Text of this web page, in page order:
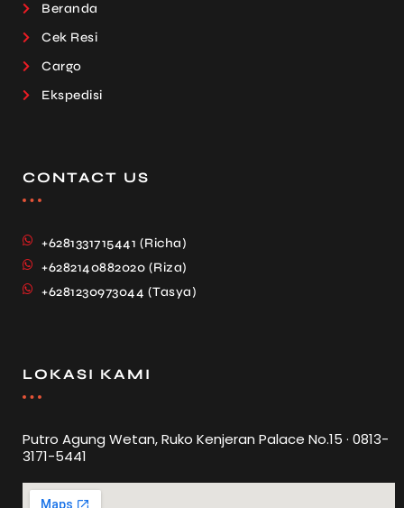
Beranda
Cek Resi
Cargo
Ekspedisi
CONTACT US
+6281331715441 (Richa)
+6282140882020 (Riza)
+6281230973044 (Tasya)
LOKASI KAMI
Putro Agung Wetan, Ruko Kenjeran Palace No.15 · 0813-
3171-5441